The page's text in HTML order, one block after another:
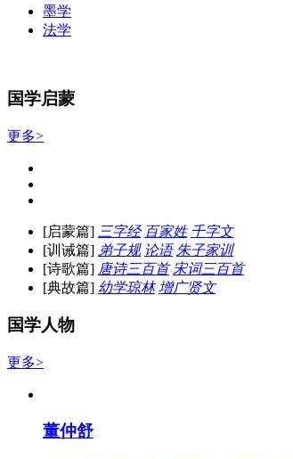
墨学
法学
国学启蒙
更多>
[启蒙篇] 三字经 百家姓 千字文
[训诫篇] 弟子规 论语 朱子家训
[诗歌篇] 唐诗三百首 宋词三百首
[典故篇] 幼学琼林 增广贤文
国学人物
更多>
董仲舒